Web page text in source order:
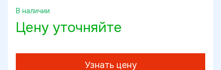
В наличии
Цену уточняйте
Узнать цену